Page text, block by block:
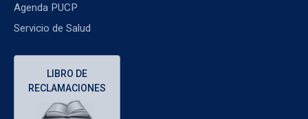
Agenda PUCP
Servicio de Salud
LIBRO DE
RECLAMACIONES